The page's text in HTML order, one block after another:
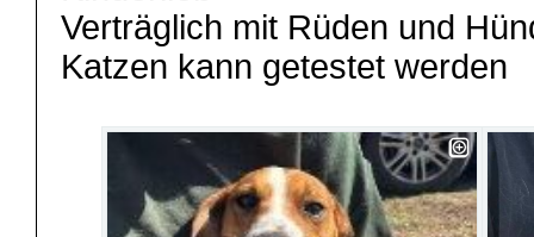
Verträglich mit Rüden und
Katzen kann getestet werden